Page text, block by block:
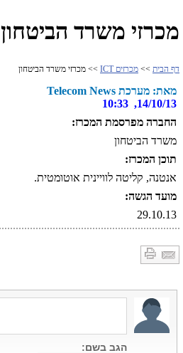
מכרזי משרד הביטחון
דף הבית >> מכרזים ICT >> מכרזי משרד הביטחון
מאת: מערכת Telecom News
14/10/13, 10:33
החברה מפרסמת המכרז:
משרד הביטחון
תוכן המכרז:
אנטנה, קליטה לוויינית אוטומטית.
מועד הגשה:
29.10.13